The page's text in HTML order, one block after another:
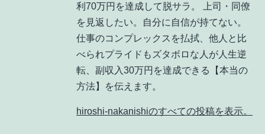
利70万円を達成して脱サラ。 上司・同僚
を見返したい。自分に自信が持てない。
仕事のコンプレックスを払拭、他人と比
べられプライドもズタボロな人が人生逆
転、副収入30万円を達成できる【本当の
方法】を伝えます。
hiroshi-nakanishiのすべての投稿を表示。